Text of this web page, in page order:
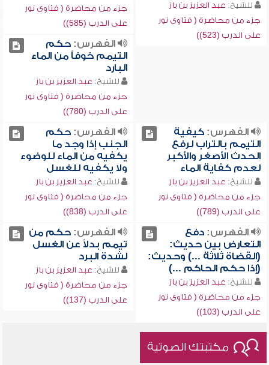
للشيخ: عبد العزيز بن باز
جزء من محاضرة ( فتاوى نور
على الدرب (523))
جزء من محاضرة ( فتاوى نور
على الدرب (585))
الفهرس:حكم
التيمم خوفاً من الماء
البارد
للشيخ: عبد العزيز بن باز
جزء من محاضرة ( فتاوى نور
على الدرب (780))
الفهرس:كيفية
التيمم بالتراب لرفع
الحدث الأصغر والأكبر
لعدم كفاية الماء
للشيخ: عبد العزيز بن باز
جزء من محاضرة ( فتاوى نور
على الدرب (789))
الفهرس:حكم
الجنب إذا وجد ما
يكفيه من الماء للوضوء
ولا يكفيه للغسل
للشيخ: عبد العزيز بن باز
جزء من محاضرة ( فتاوى نور
على الدرب (838))
الفهرس:دفع
التعارض بين حديث:
(القضاة ثلاثة ...) وحديث:
(إذا حكم الحاكم ...)
للشيخ: عبد العزيز بن باز
جزء من محاضرة ( فتاوى نور
على الدرب (103))
الفهرس:حكم من
تيمم بدلاً عن الغسل
لشدة البرد
للشيخ: عبد العزيز بن باز
جزء من محاضرة ( فتاوى نور
على الدرب (137))
مكتبتك الصوتية